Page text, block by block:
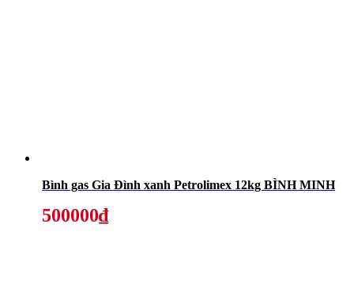
Bình gas Gia Đình xanh Petrolimex 12kg BÌNH MINH
500000₫